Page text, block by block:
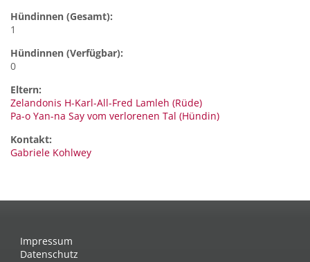
Hündinnen (Gesamt):
1
Hündinnen (Verfügbar):
0
Eltern:
Zelandonis H-Karl-All-Fred Lamleh (Rüde)
Pa-o Yan-na Say vom verlorenen Tal (Hündin)
Kontakt:
Gabriele Kohlwey
Impressum
Datenschutz